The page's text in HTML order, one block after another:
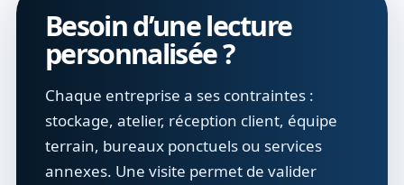
Besoin d’une lecture
personnalisée ?
Chaque entreprise a ses contraintes :
stockage, atelier, réception client, équipe
terrain, bureaux ponctuels ou services
annexes. Une visite permet de valider